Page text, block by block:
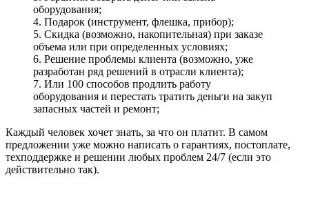
оборудования;
4. Подарок (инструмент, флешка, прибор);
5. Скидка (возможно, накопительная) при заказе
объема или при определенных условиях;
6. Решение проблемы клиента (возможно, уже
разработан ряд решений в отрасли клиента);
7. Или 100 способов продлить работу
оборудования и перестать тратить деньги на закуп
запасных частей и ремонт;
Каждый человек хочет знать, за что он платит. В самом
предложении уже можно написать о гарантиях, постоплате,
техподдержке и решении любых проблем 24/7 (если это
действительно так).